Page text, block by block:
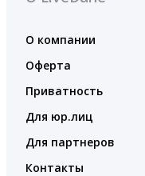
О компании
Оферта
Приватность
Для юр.лиц
Для партнеров
Контакты